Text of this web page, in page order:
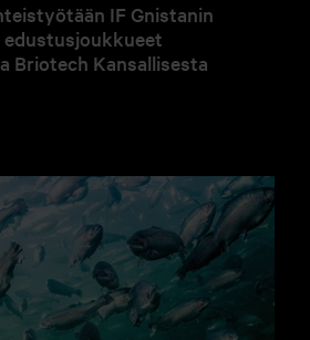
IF Gnistanin
edustusjoukkueet
Briotech Kansallisesta